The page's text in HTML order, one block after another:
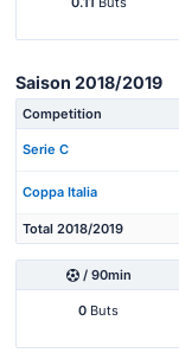
Saison 2018/2019
Competition
Serie C
Coppa Italia
Total 2018/2019
/ 90min
0 Buts